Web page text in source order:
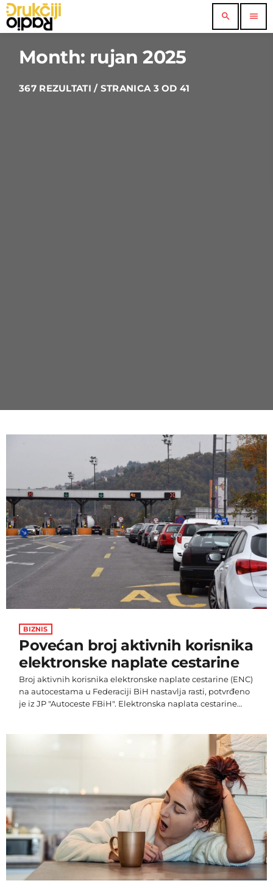
search menu
Month: rujan 2025
367 REZULTATI / STRANICA 3 OD 41
BIZNIS
Povećan broj aktivnih korisnika
elektronske naplate cestarine
Broj aktivnih korisnika elektronske naplate cestarine (ENC)
na autocestama u Federaciji BiH nastavlja rasti, potvrđeno
je iz JP "Autoceste FBiH". Elektronska naplata cestarine
uređaja smještenog na vjetrobranskom staklu vozila i
antene na naplatnoj stazi. - Zaključno s 31. prosincem
2024. godine, broj aktivnih TAG korisnika iznosio je ukupno
63.580, od čega 55.771 fizička osoba i 7.809 pravnih osoba.
Do 31. srpnja 2025. […]